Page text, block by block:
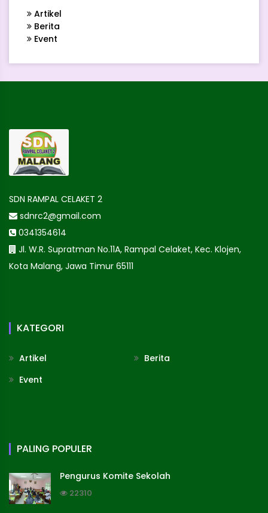
Artikel
Berita
Event
SDN RAMPAL CELAKET 2
sdnrc2@gmail.com
0341354614
Jl. W.R. Supratman No.11A, Rampal Celaket, Kec. Klojen,
Kota Malang, Jawa Timur 65111
KATEGORI
Artikel
Berita
Event
PALING POPULER
Pengurus Komite Sekolah
22310